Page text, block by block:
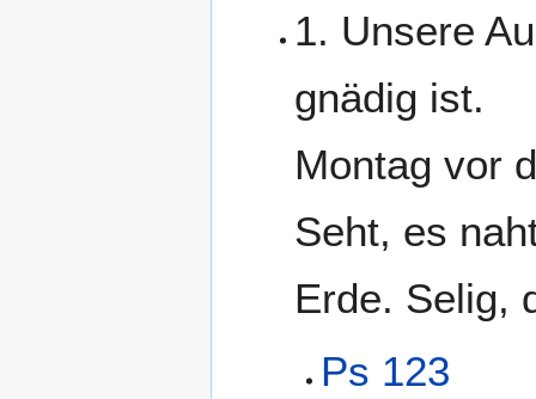
1. Unsere
gnädig ist.
Montag vor
Seht, es
Erde. Selig,
Ps 123